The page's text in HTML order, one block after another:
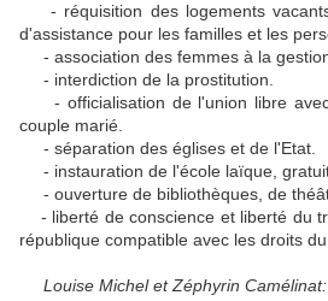
- réquisition des logements
d'assistance pour les familles et les
- association des femmes à la
- interdiction de la prostitution.
- officialisation de l'union libre
couple marié.
- séparation des églises et de l'Etat.
- instauration de l'école laïque,
- ouverture de bibliothèques, de
- liberté de conscience et liberté du
république compatible avec les droits du
Louise Michel et Zéphyrin Camélinat: